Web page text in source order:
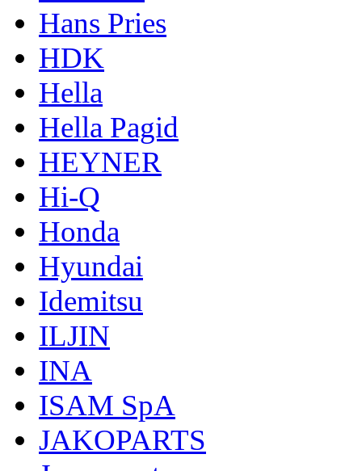
Hans Pries
HDK
Hella
Hella Pagid
HEYNER
Hi-Q
Honda
Hyundai
Idemitsu
ILJIN
INA
ISAM SpA
JAKOPARTS